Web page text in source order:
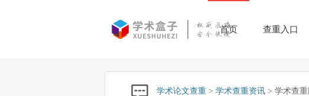
首页 查重入口
学术论文查重 > 学术查重资讯 > 学术查